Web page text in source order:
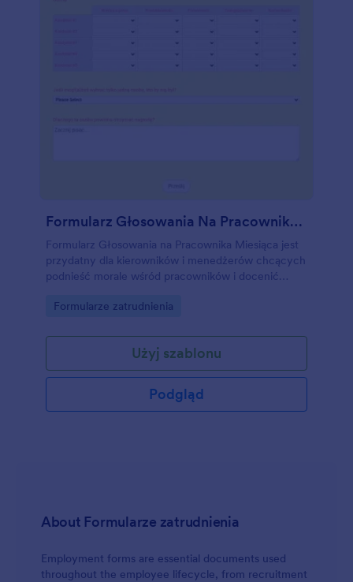
Formularz Głosowania Na Pracownika Miesiąca
Formularz Głosowania na Pracownika Miesiąca jest
przydatny dla kierowników i menedżerów chcących
podnieść morale wśród pracowników i docenić
miesiąca to sposób dla pracowników, by mogli
Dostosuj ten szablon formularza by zawrzeć
dowolną liczbę kandydatów i pól opisowych.
Go to Category:
Formularze zatrudnienia
Użyj szablonu
Podgląd
About Formularze zatrudnienia
Employment forms are essential documents used
throughout the employee lifecycle, from recruitment